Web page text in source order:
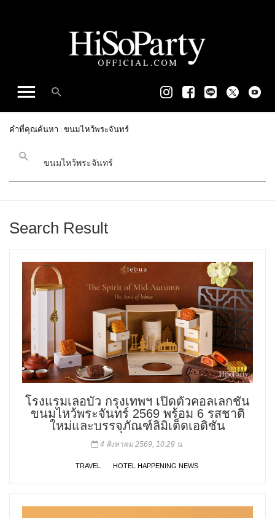
คำที่คุณค้นหา : ขนมไหว้พระจันทร์
Search Result
โรงแรมเลอบัว กรุงเทพฯ เปิดตัวคอลเลกชัน
ขนมไหว้พระจันทร์ 2569 พร้อม 6 รสชาติ
ใหม่และบรรจุภัณฑ์ลิมิเต็ดเอดิชัน
4 สิงหาคม 2569, 10:29 น.
TRAVEL HOTEL HAPPENING NEWS